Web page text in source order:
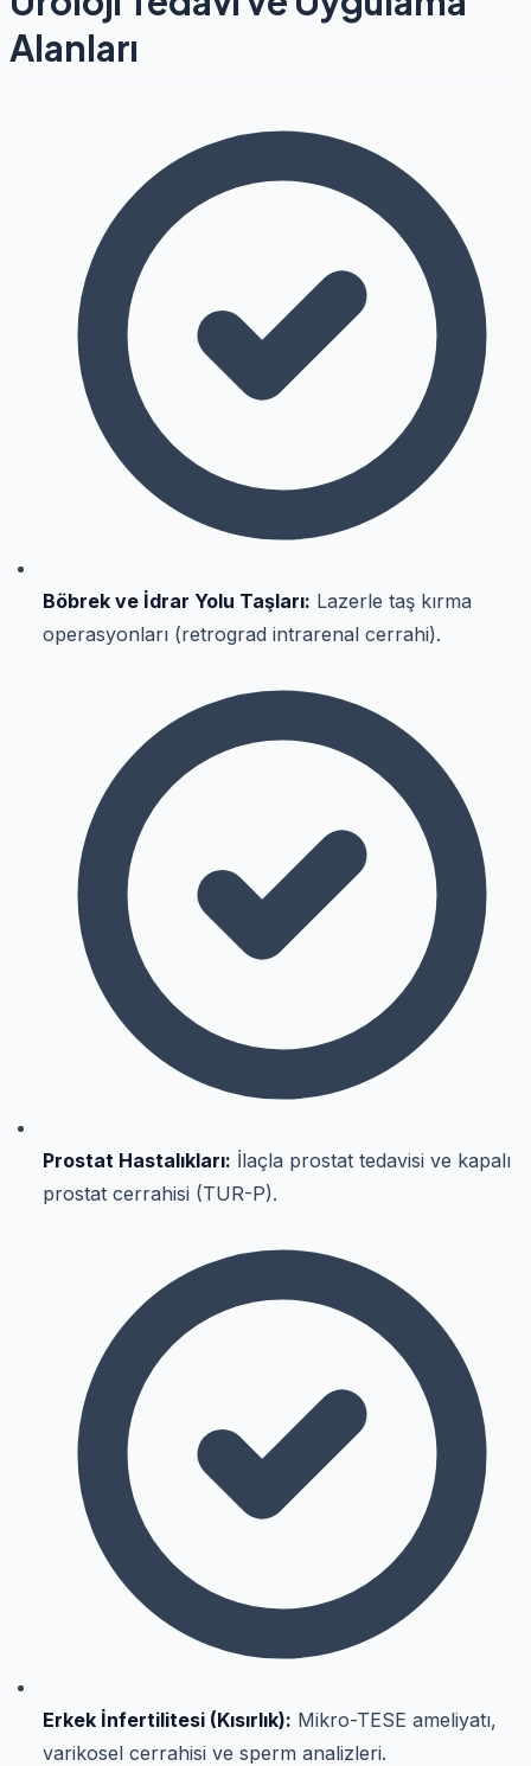
Alanları
Böbrek ve İdrar Yolu Taşları: Lazerle taş kırma
operasyonları (retrograd intrarenal cerrahi).
Prostat Hastalıkları: İlaçla prostat tedavisi ve kapalı
prostat cerrahisi (TUR-P).
Erkek İnfertilitesi (Kısırlık): Mikro-TESE ameliyatı,
varikosel cerrahisi ve sperm analizleri.